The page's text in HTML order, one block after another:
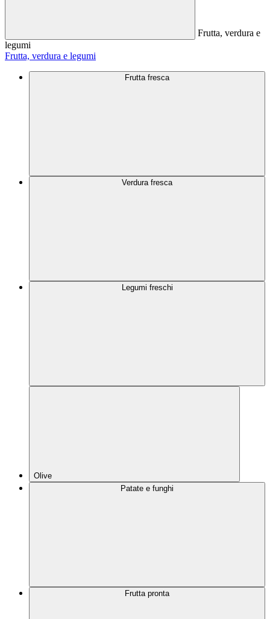
Frutta, verdura e
legumi
Frutta, verdura e legumi
Frutta fresca
Verdura fresca
Legumi freschi
Olive
Patate e funghi
Frutta pronta